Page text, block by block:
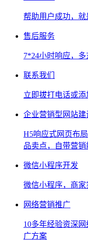
帮助用户成功，
售后服务
7*24小时响应，
联系我们
立即拔打电话或
企业营销型网站建
H5响应式网页布
品卖点，自带营销
微信小程序开发
微信小程序，商
网络营销推广
10多年经验资深
广方案